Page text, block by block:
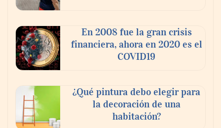
En 2008 fue la gran crisis
financiera, ahora en 2020 es el
COVID19
¿Qué pintura debo elegir para
la decoración de una
habitación?